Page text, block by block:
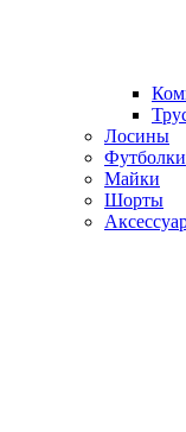
Лосины
Футболки
Майки
Шорты